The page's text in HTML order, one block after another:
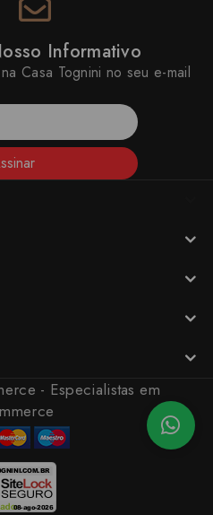
Informativo
Casa Tognini no seu e-mail
- Especialistas em